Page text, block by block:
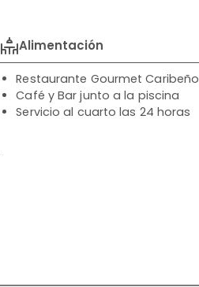
Alimentación
Restaurante Gourmet Caribeño
Café y Bar junto a la piscina
Servicio al cuarto las 24 horas